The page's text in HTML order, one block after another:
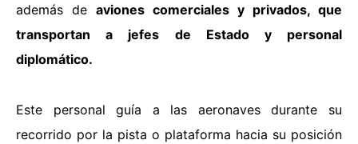
además de aviones comerciales y privados, que
transportan a jefes de Estado y personal
diplomático.
Este personal guía a las aeronaves durante su
recorrido por la pista o plataforma hacia su posición